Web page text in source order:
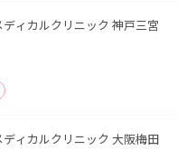
ディカルクリニック 神戸三宮
ディカルクリニック 大阪梅田